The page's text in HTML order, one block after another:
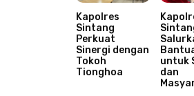
Kapolres
Sintang
Perkuat
Sinergi dengan
Tokoh
Tionghoa
untuk
dan